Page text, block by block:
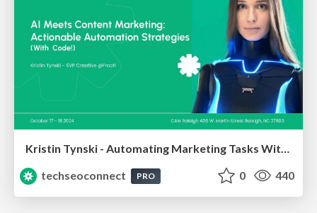
Kristin Tynski - Automating Marketing Tasks With AI
techseoconnect
PRO 0 440